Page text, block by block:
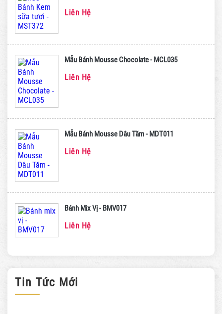
Liên Hệ
Mẫu Bánh Mousse Chocolate - MCL035
Liên Hệ
Mẫu Bánh Mousse Dâu Tăm - MDT011
Liên Hệ
Bánh Mix Vị - BMV017
Liên Hệ
Tin Tức Mới